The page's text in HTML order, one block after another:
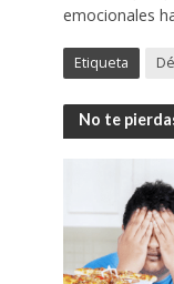
emocionales
Etiqueta
No te